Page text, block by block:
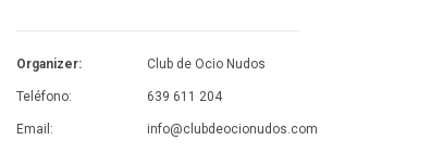
Organizer: Club de Ocio Nudos
Teléfono: 639 611 204
Email: info@clubdeocionudos.com